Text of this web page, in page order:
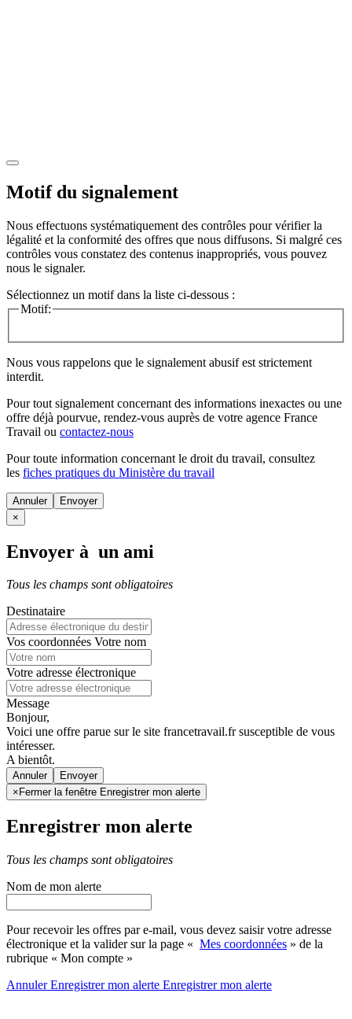
Motif du signalement
Nous effectuons systématiquement des contrôles pour vérifier la
légalité et la conformité des offres que nous diffusons. Si malgré ces
contrôles vous constatez des contenus inappropriés, vous pouvez
nous le signaler.
Sélectionnez un motif dans la liste ci-dessous :
Motif:
Nous vous rappelons que le signalement abusif est strictement
interdit.
Pour tout signalement concernant des informations inexactes ou une
offre déjà pourvue, rendez-vous auprès de votre agence France
Travail ou contactez-nous
Pour toute information concernant le droit du travail, consultez
les fiches pratiques du Ministère du travail
Annuler
×
Envoyer à un ami
Tous les champs sont obligatoires
Destinataire
Vos coordonnées Votre nom
Votre adresse électronique
Message
Bonjour,
Voici une offre parue sur le site francetravail.fr susceptible de vous
intéresser.
A bientôt.
Annuler
× Fermer la fenêtre Enregistrer mon alerte
Enregistrer mon alerte
Tous les champs sont obligatoires
Nom de mon alerte
Pour recevoir les offres par e-mail, vous devez saisir votre adresse
électronique et la valider sur la page « Mes coordonnées » de la
rubrique « Mon compte »
AnnulerEnregistrer mon alerte Enregistrermon alerte